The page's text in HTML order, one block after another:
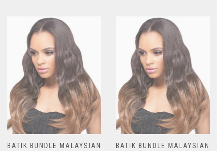
BATIK BUNDLE MALAYSIAN
BATIK BUNDLE MALAYSIAN